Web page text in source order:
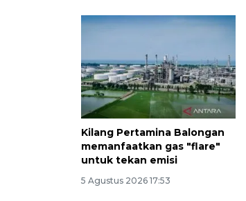
Kilang Pertamina Balongan
memanfaatkan gas "flare"
untuk tekan emisi
5 Agustus 2026 17:53